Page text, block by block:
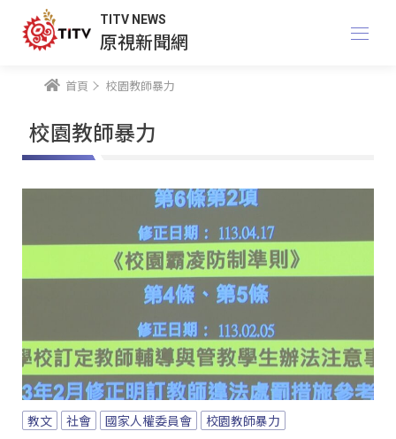
TITV NEWS
原視新聞網
首頁 校園教師暴力
校園教師暴力
教文 社會 國家人權委員會 校園教師暴力